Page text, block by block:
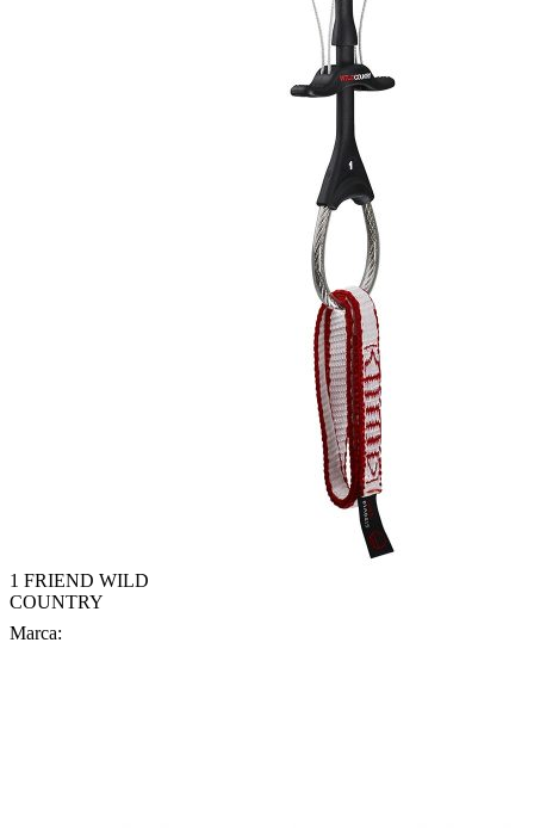
1 FRIEND WILD
COUNTRY
Marca: